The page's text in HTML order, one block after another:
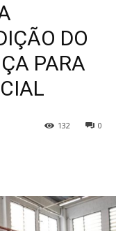
DO
PARA
0
132